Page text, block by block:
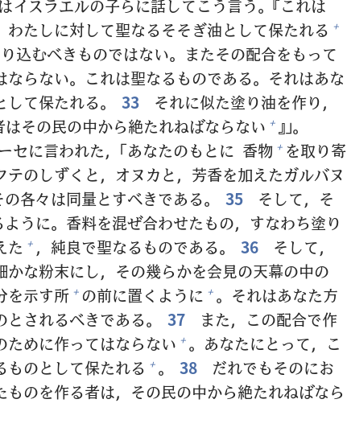
イスラエルの子らに話してこう言う。『これは
わたしに対して聖なるそそぎ油として保たれる +
込むべきものではない。またその配合をもって
ならない。これは聖なるものである。それはあな
して保たれる。 33 それに似た塗り油を作り，
はその民の中から絶たれねばならない + 』」。
セに言われた，「あなたのもとに 香物 + を取り寄
のしずくと，オヌカと， 芳香を加えたガルバヌ
の各々は同量とすべきである。 35
そして，そ
ように。 香料を混ぜ合わせたもの，すなわち塗り
た + ， 純良で聖なるものである。 36
そして，
かな粉末にし，その幾らかを会見の天幕の中の
を示す所 + の前に置くように + 。それはあなた方
とされるべきである。 37 また，この配合で作
ために作ってはならない + 。あなたにとって，こ
ものとして保たれる + 。 38
だれでもそのにお
ものを作る者は，その民の中から絶たれねばなら